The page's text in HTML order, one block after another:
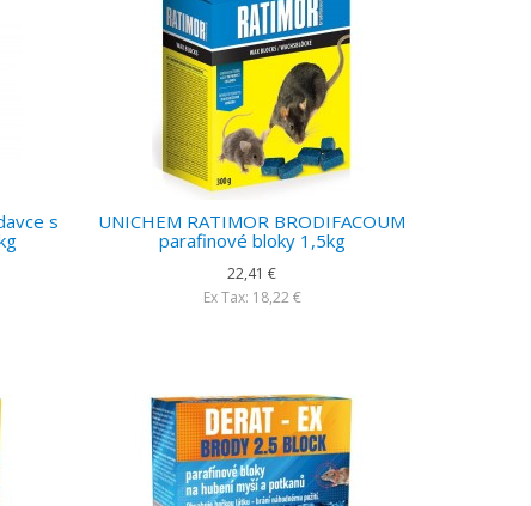
s
UNICHEM RATIMOR BRODIFACOUM
parafinové bloky 1,5kg
22,41 €
Ex Tax: 18,22 €